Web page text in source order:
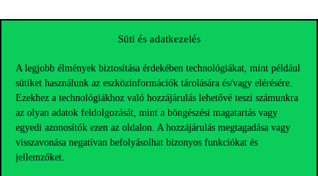
Süti és adatkezelés
A legjobb élmények biztosítása érdekében technológiákat, mint például
sütiket használunk az eszközinformációk tárolására és/vagy elérésére.
Ezekhez a technológiákhoz való hozzájárulás lehetővé teszi számunkra
az olyan adatok feldolgozását, mint a böngészési magatartás vagy
egyedi azonosítók ezen az oldalon. A hozzájárulás megtagadása vagy
visszavonása negatívan befolyásolhat bizonyos funkciókat és
jellemzőket.
Elérhetőségek